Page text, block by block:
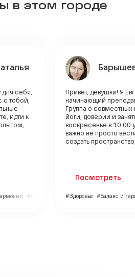
в этом городе
для себя,
с тобой,
идти к
#Личный бренд
Привет, девушки! Я
начинающий
Группа о совместных
йоги, доверии и
воскресенье в 10.00
важно не просто
создать
Посмотреть
#Здоровье #Баланс и